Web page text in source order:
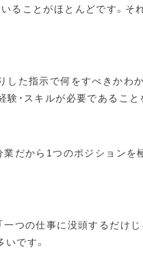
ることがほとんどです。
した指示で何をすべきかわ
験・スキルが必要であること
業だから1つのポジションを
一つの仕事に没頭するだけじ
です。